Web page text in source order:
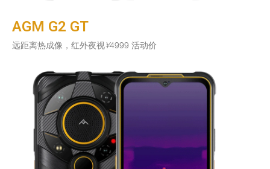
AGM G2 GT
远距离热成像，红外夜视¥4999 活动价